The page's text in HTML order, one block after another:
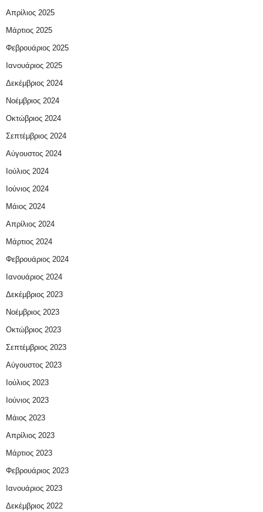
Απρίλιος 2025
Μάρτιος 2025
Φεβρουάριος 2025
Ιανουάριος 2025
Δεκέμβριος 2024
Νοέμβριος 2024
Οκτώβριος 2024
Σεπτέμβριος 2024
Αύγουστος 2024
Ιούλιος 2024
Ιούνιος 2024
Μάιος 2024
Απρίλιος 2024
Μάρτιος 2024
Φεβρουάριος 2024
Ιανουάριος 2024
Δεκέμβριος 2023
Νοέμβριος 2023
Οκτώβριος 2023
Σεπτέμβριος 2023
Αύγουστος 2023
Ιούλιος 2023
Ιούνιος 2023
Μάιος 2023
Απρίλιος 2023
Μάρτιος 2023
Φεβρουάριος 2023
Ιανουάριος 2023
Δεκέμβριος 2022